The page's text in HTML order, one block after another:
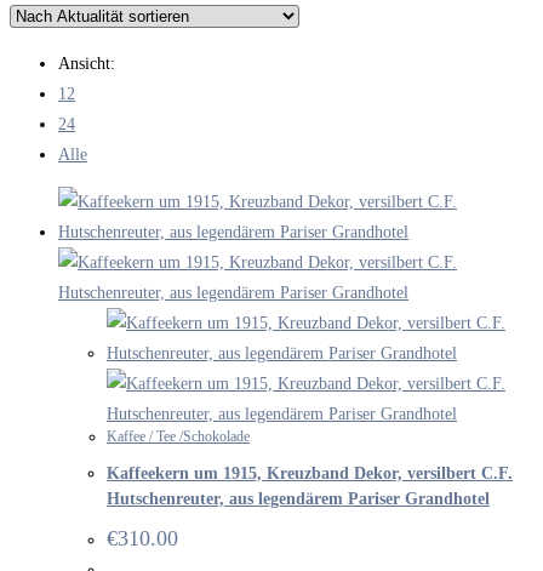
Website
Ansicht:
12
24
Alle
Kaffee / Tee /Schokolade
Kaffeekern um 1915, Kreuzband Dekor, versilbert C.F.
Hutschenreuter, aus legendärem Pariser Grandhotel
€310.00